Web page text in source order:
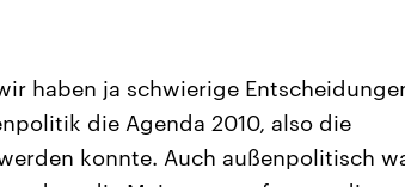
haben ja schwierige
die Agenda 2010, also die
konnte. Auch außenpolitisch